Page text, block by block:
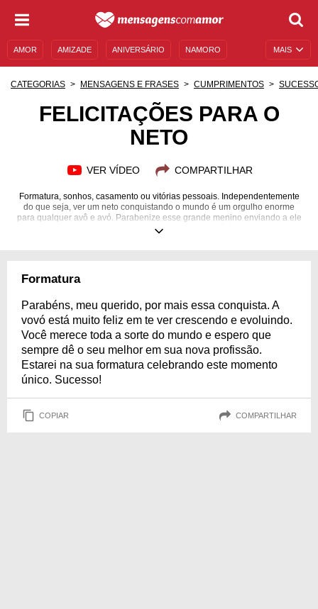
MAIS
AMOR AMIZADE ANIVERSÁRIO NAMORO
AUTOAJUDA
MENSAGENS DE ANIVERSÁRIO
CATEGORIAS MENSAGENS E FRASES CUMPRIMENTOS
FELICITAÇÕES PARA O
NETO
VER VÍDEO COMPARTILHAR
Formatura, sonhos, casamento ou vitórias pessoais. Independentemente
do que seja, ver um neto conquistando o mundo é um orgulho enorme
para qualquer avô e avó. Parabenize esse grande menino enviando a ele
belas mensagens de parabéns. Mostre o quanto você é feliz pelo que ele
Formatura
Parabéns, meu querido, por mais essa conquista. A
vovó está muito feliz em te ver crescendo e evoluindo.
Você merece toda a sorte do mundo e espero que
sempre dê o seu melhor em sua nova profissão.
Estarei na sua formatura celebrando este momento
único. Sucesso!
COPIAR COMPARTILHAR